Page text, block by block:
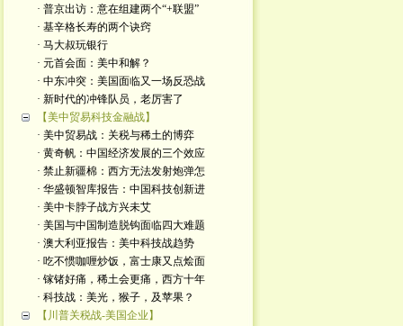
· 普京出访：意在组建两个“+联盟”
· 基辛格长寿的两个诀窍
· 马大叔玩银行
· 元首会面：美中和解？
· 中东冲突：美国面临又一场反恐战
· 新时代的冲锋队员，老厉害了
【美中贸易科技金融战】
· 美中贸易战：关税与稀土的博弈
· 黄奇帆：中国经济发展的三个效应
· 禁止新疆棉：西方无法发射炮弹怎
· 华盛顿智库报告：中国科技创新进
· 美中卡脖子战方兴未艾
· 美国与中国制造脱钩面临四大难题
· 澳大利亚报告：美中科技战趋势
· 吃不惯咖喱炒饭，富士康又点烩面
· 镓锗好痛，稀土会更痛，西方十年
· 科技战：美光，猴子，及苹果？
【川普关税战-美国企业】